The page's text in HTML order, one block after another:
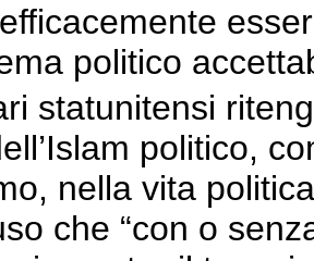
politico
statunitensi
politico,
nella vita
che “con o